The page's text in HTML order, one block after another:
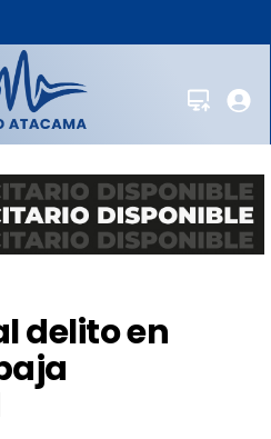
delito en